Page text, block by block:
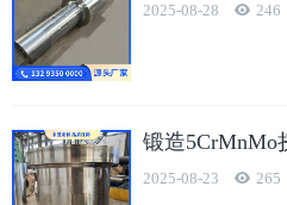
2025-08-28 246
锻造5CrMnMo
2025-08-23 265